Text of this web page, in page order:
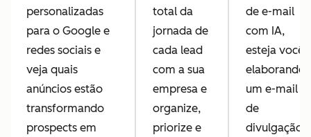
personalizadas
para o Google e
redes sociais e
veja quais
anúncios estão
transformando
prospects em
total da
jornada de
cada lead
com a sua
empresa e
organize,
priorize e
de e-mail
com IA,
esteja você
elaborando
um e-mail
de
divulgação